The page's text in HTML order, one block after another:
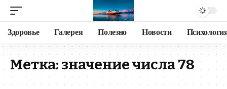
Здоровье Галерея Полезно Новости
Метка: значение числа 78